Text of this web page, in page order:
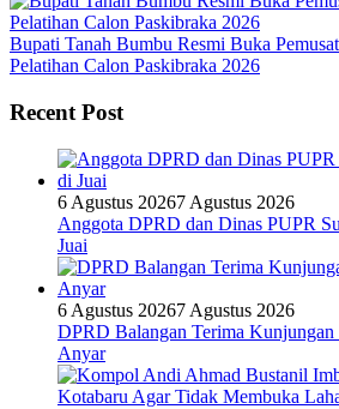
Bupati Tanah Bumbu Resmi Buka
Pelatihan Calon Paskibraka 2026
Recent Post
6 Agustus 20267 Agustus 2026
Anggota DPRD dan Dinas PUPR
Juai
6 Agustus 20267 Agustus 2026
DPRD Balangan Terima
Anyar